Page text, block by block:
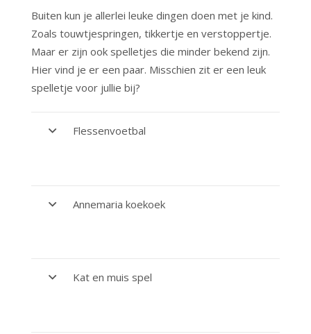
Buiten kun je allerlei leuke dingen doen met je kind.
Zoals touwtjespringen, tikkertje en verstoppertje.
Maar er zijn ook spelletjes die minder bekend zijn.
Hier vind je er een paar. Misschien zit er een leuk
spelletje voor jullie bij?
Flessenvoetbal
Annemaria koekoek
Kat en muis spel